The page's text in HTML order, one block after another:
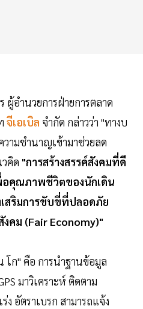
ผู้อำนวยการฝ่ายการตลาด
จีเอเบิล จำกัด กล่าวว่า "ทางบ
ามชำนาญเข้ามาช่วยลด
คิด "การสร้างสรรค์สังคมที่ดี
อคุณภาพชีวิตของนักเดิน
สริมการขับขี่ที่ปลอดภัย
คม (Fair Economy)"
โก" คือ การนำฐานข้อมูล
มาวิเคราะห์ ติดตาม
ง อัตราเบรก สามารถแจ้ง